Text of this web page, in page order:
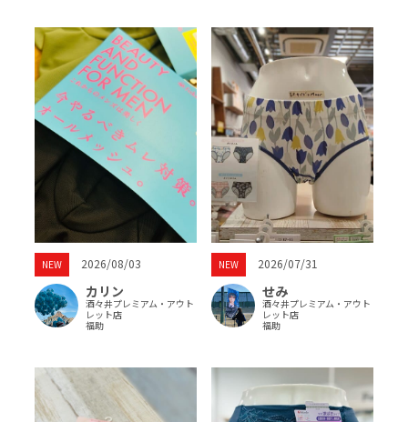
NEW 2026/08/03
カリン
酒々井プレミアム・アウト
レット店
福助
NEW 2026/07/31
せみ
酒々井プレミアム・アウト
レット店
福助